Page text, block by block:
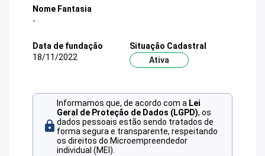
Nome Fantasia
-
Data de fundação
18/11/2022
Situação Cadastral
Ativa
Informamos que, de acordo com a Lei
Geral de Proteção de Dados (LGPD), os
dados pessoais estão sendo tratados de
forma segura e transparente, respeitando
os direitos do Microempreendedor
individual (MEI).